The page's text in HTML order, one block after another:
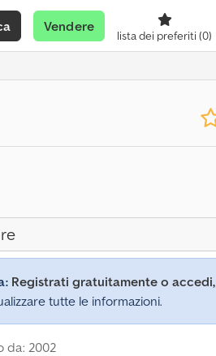
Vendere
lista dei preferiti (0)
Registrati gratuitamente o accedi,
tutte le informazioni.
da: 2002